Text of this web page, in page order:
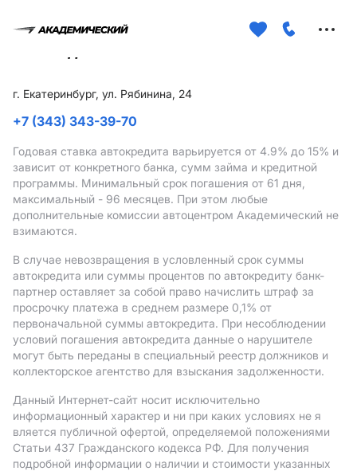
г. Екатеринбург, ул. Рябинина, 24
+7 (343) 343-39-70
Годовая ставка автокредита варьируется от 4.9% до 15% и
зависит от конкретного банка, сумм займа и кредитной
программы. Минимальный срок погашения от 61 дня,
максимальный - 96 месяцев. При этом любые
дополнительные комиссии автоцентром Академический не
взимаются.
В случае невозвращения в условленный срок суммы
автокредита или суммы процентов по автокредиту банк-
партнер оставляет за собой право начислить штраф за
просрочку платежа в среднем размере 0,1% от
первоначальной суммы автокредита. При несоблюдении
условий погашения автокредита данные о нарушителе
могут быть переданы в специальный реестр должников и
коллекторское агентство для взыскания задолженности.
Данный Интернет-сайт носит исключительно
информационный характер и ни при каких условиях не я
вляется публичной офертой, определяемой положениями
Статьи 437 Гражданского кодекса РФ. Для получения
подробной информации о наличии и стоимости указанных